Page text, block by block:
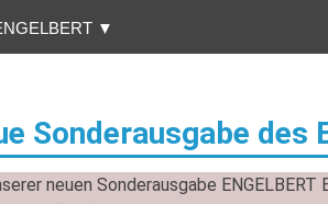
▼
Sonderausgabe des
neuen Sonderausgabe